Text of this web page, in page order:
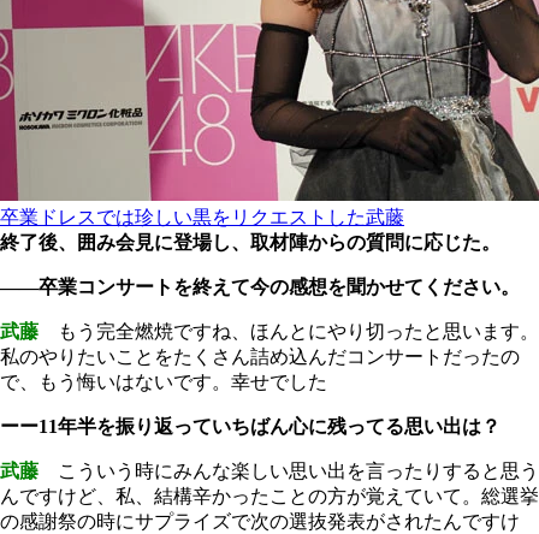
卒業ドレスでは珍しい黒をリクエストした武藤
終了後、囲み会見に登場し、取材陣からの質問に応じた。
――卒業コンサートを終えて今の感想を聞かせてください。
武藤 もう完全燃焼ですね、ほんとにやり切ったと思います。
私のやりたいことをたくさん詰め込んだコンサートだったの
で、もう悔いはないです。幸せでした
ーー11年半を振り返っていちばん心に残ってる思い出は？
武藤 こういう時にみんな楽しい思い出を言ったりすると思う
んですけど、私、結構辛かったことの方が覚えていて。総選挙
の感謝祭の時にサプライズで次の選抜発表がされたんですけ